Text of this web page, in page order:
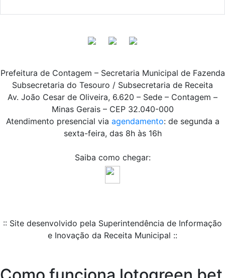
Prefeitura de Contagem – Secretaria Municipal de Fazenda
Subsecretaria do Tesouro / Subsecretaria de Receita
Av. João Cesar de Oliveira, 6.620 – Sede – Contagem –
Minas Gerais – CEP 32.040-000
Atendimento presencial via agendamento: de segunda a
sexta-feira, das 8h às 16h
Saiba como chegar:
:: Site desenvolvido pela Superintendência de Informação
e Inovação da Receita Municipal ::